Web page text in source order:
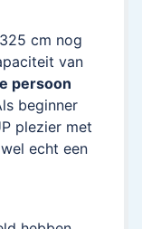
cm nog
van
persoon
beginner
plezier met
echt een